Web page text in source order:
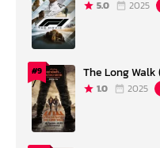
5.0 2025
#9 The Long Walk
1.0 2025